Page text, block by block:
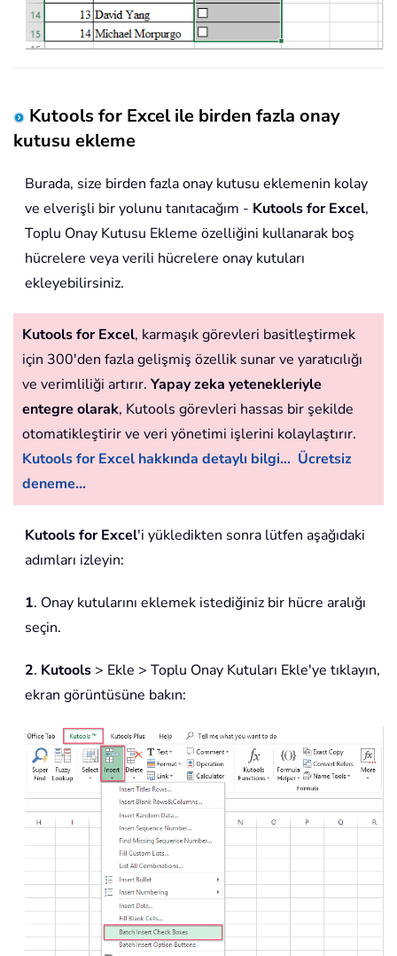
Kutools for Excel ile birden fazla onay
kutusu ekleme
Burada, size birden fazla onay kutusu eklemenin kolay
ve elverişli bir yolunu tanıtacağım - Kutools for Excel,
Toplu Onay Kutusu Ekleme özelliğini kullanarak boş
hücrelere veya verili hücrelere onay kutuları
ekleyebilirsiniz.
Kutools for Excel, karmaşık görevleri basitleştirmek
için 300'den fazla gelişmiş özellik sunar ve yaratıcılığı
ve verimliliği artırır. Yapay zeka yetenekleriyle
entegre olarak, Kutools görevleri hassas bir şekilde
otomatikleştirir ve veri yönetimi işlerini kolaylaştırır.
Kutools for Excel hakkında detaylı bilgi... Ücretsiz
deneme...
Kutools for Excel'i yükledikten sonra lütfen aşağıdaki
adımları izleyin:
1. Onay kutularını eklemek istediğiniz bir hücre aralığı
seçin.
2. Kutools > Ekle > Toplu Onay Kutuları Ekle'ye tıklayın,
ekran görüntüsüne bakın: